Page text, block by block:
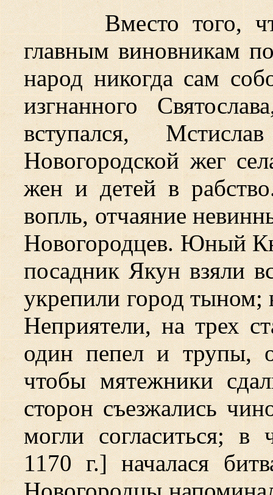
Вместо того,
главным виновникам
народ никогда сам
изгнанного
вступался,
Новогородской жег
жен и детей в
вопль, отчаяние
Новогородцев. Юный
посадник Якун взяли
укрепили город
Неприятели, на трех
один пепел и трупы,
чтобы мятежники
сторон съезжались
могли согласиться; в
1170 г.] началася